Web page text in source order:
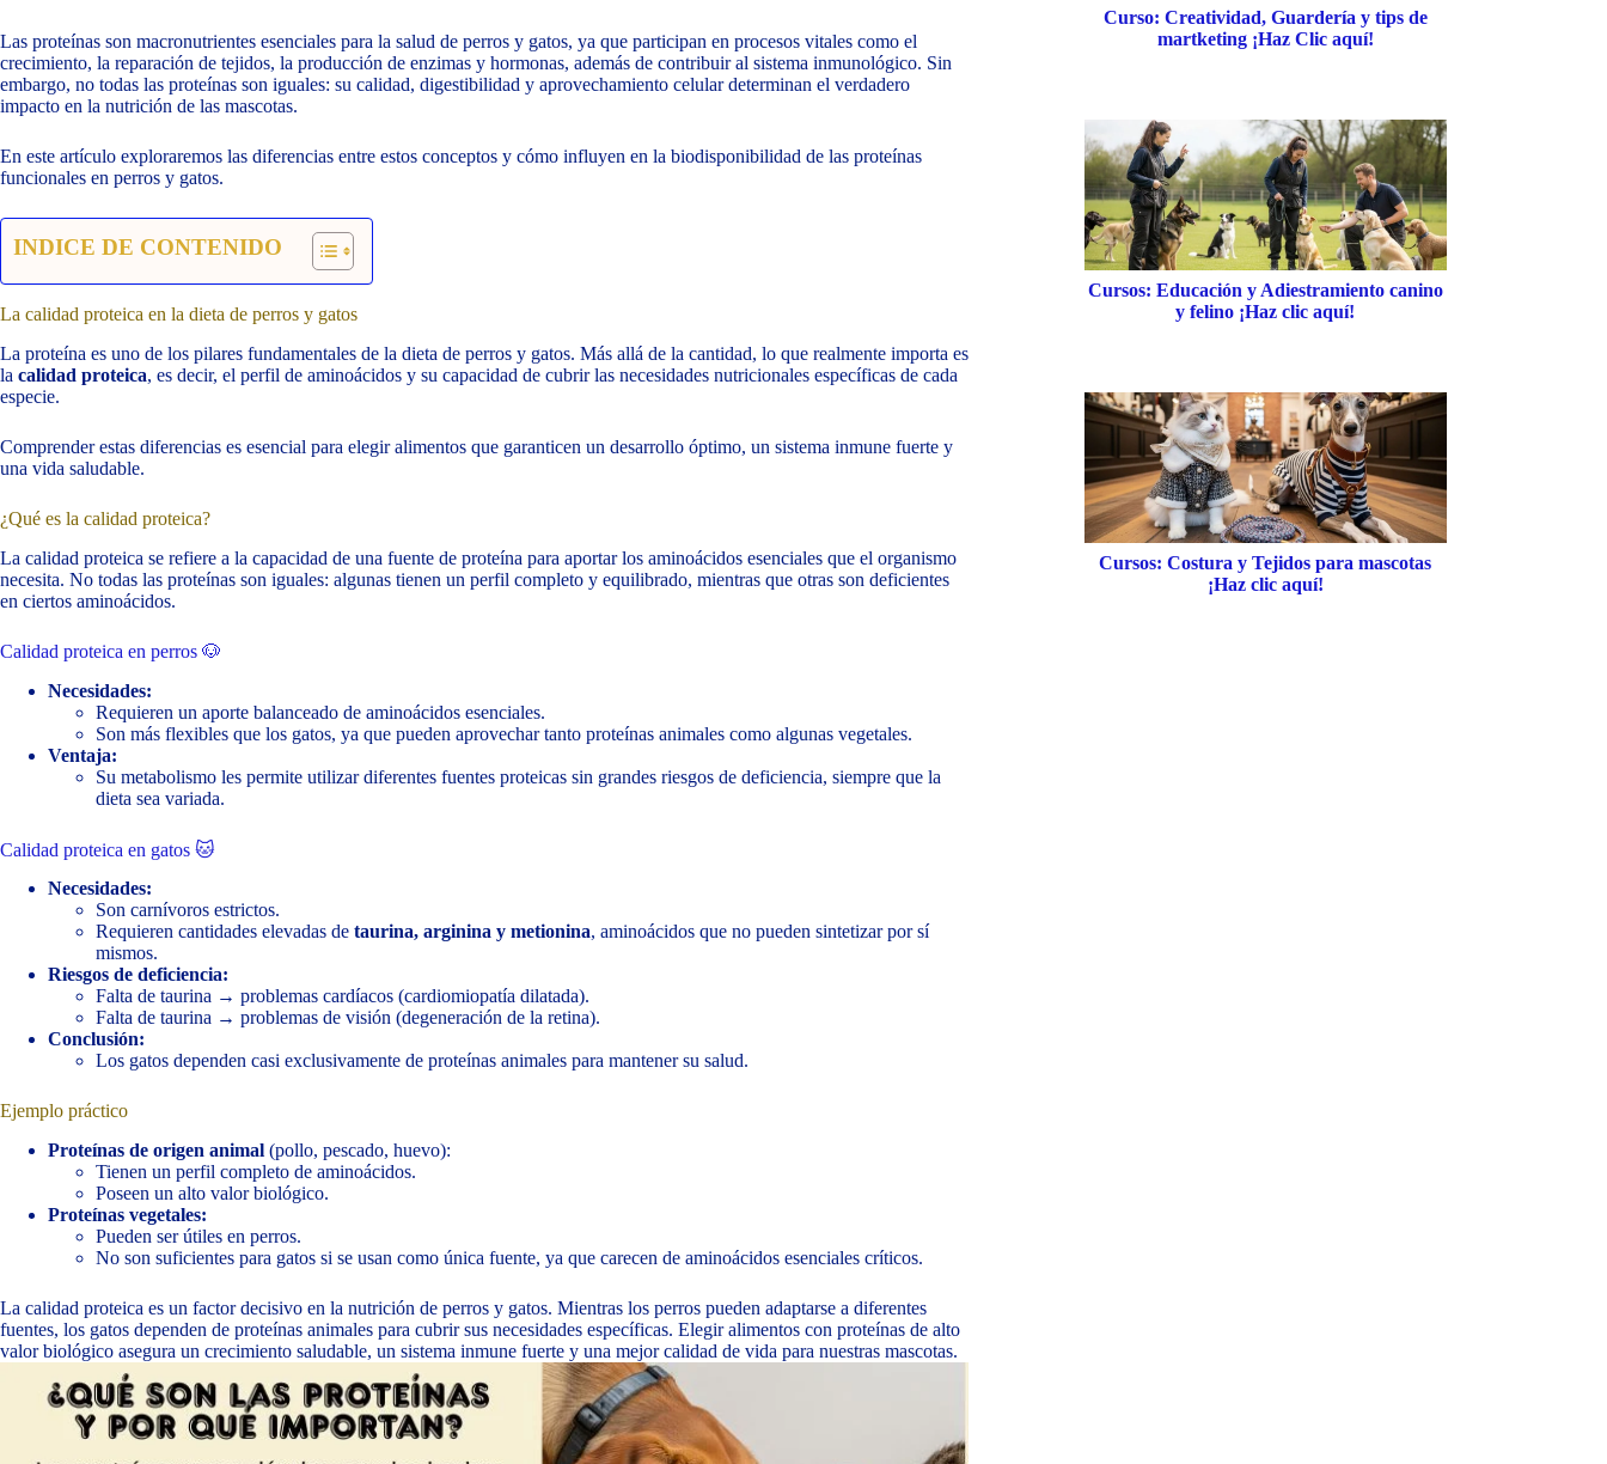
Las proteínas son macronutrientes esenciales para la salud de perros y gatos, ya que participan en procesos vitales como el
crecimiento, la reparación de tejidos, la producción de enzimas y hormonas, además de contribuir al sistema inmunológico. Sin
embargo, no todas las proteínas son iguales: su calidad, digestibilidad y aprovechamiento celular determinan el verdadero
impacto en la nutrición de las mascotas.
En este artículo exploraremos las diferencias entre estos conceptos y cómo influyen en la biodisponibilidad de las proteínas
funcionales en perros y gatos.
INDICE DE CONTENIDO
La calidad proteica en la dieta de perros y gatos
La proteína es uno de los pilares fundamentales de la dieta de perros y gatos. Más allá de la cantidad, lo que realmente importa es
la calidad proteica, es decir, el perfil de aminoácidos y su capacidad de cubrir las necesidades nutricionales específicas de cada
especie.
Comprender estas diferencias es esencial para elegir alimentos que garanticen un desarrollo óptimo, un sistema inmune fuerte y
una vida saludable.
¿Qué es la calidad proteica?
La calidad proteica se refiere a la capacidad de una fuente de proteína para aportar los aminoácidos esenciales que el organismo
necesita. No todas las proteínas son iguales: algunas tienen un perfil completo y equilibrado, mientras que otras son deficientes
en ciertos aminoácidos.
Calidad proteica en perros 🐶
Necesidades:
Requieren un aporte balanceado de aminoácidos esenciales.
Son más flexibles que los gatos, ya que pueden aprovechar tanto proteínas animales como algunas vegetales.
Ventaja:
Su metabolismo les permite utilizar diferentes fuentes proteicas sin grandes riesgos de deficiencia, siempre que la
dieta sea variada.
Calidad proteica en gatos 🐱
Necesidades:
Son carnívoros estrictos.
Requieren cantidades elevadas de taurina, arginina y metionina, aminoácidos que no pueden sintetizar por sí
mismos.
Riesgos de deficiencia:
Falta de taurina → problemas cardíacos (cardiomiopatía dilatada).
Falta de taurina → problemas de visión (degeneración de la retina).
Conclusión:
Los gatos dependen casi exclusivamente de proteínas animales para mantener su salud.
Ejemplo práctico
Proteínas de origen animal (pollo, pescado, huevo):
Tienen un perfil completo de aminoácidos.
Poseen un alto valor biológico.
Proteínas vegetales:
Pueden ser útiles en perros.
No son suficientes para gatos si se usan como única fuente, ya que carecen de aminoácidos esenciales críticos.
La calidad proteica es un factor decisivo en la nutrición de perros y gatos. Mientras los perros pueden adaptarse a diferentes
fuentes, los gatos dependen de proteínas animales para cubrir sus necesidades específicas. Elegir alimentos con proteínas de alto
valor biológico asegura un crecimiento saludable, un sistema inmune fuerte y una mejor calidad de vida para nuestras mascotas.
Curso: Creatividad, Guardería y tips de
martketing ¡Haz Clic aquí!
Cursos: Educación y Adiestramiento canino
y felino ¡Haz clic aquí!
Cursos: Costura y Tejidos para mascotas
¡Haz clic aquí!